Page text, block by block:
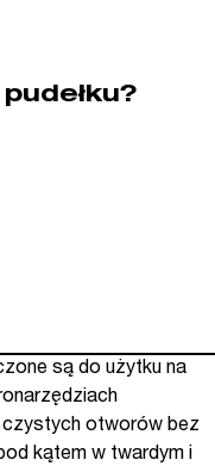
są do użytku na
czystych otworów bez
kątem w twardym i